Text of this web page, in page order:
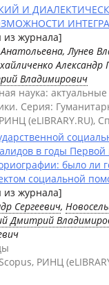
И
из журнала]
Лунев
Александр
Владимирович
наука:
Серия:
(eLIBRARY.RU),
в годы
было ли
социальной
из журнала]
Сергеевич,
Дмитрий
РИНЦ